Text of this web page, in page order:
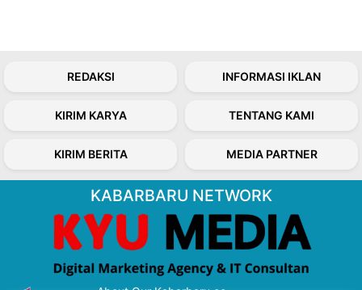
REDAKSI INFORMASI IKLAN
KIRIM KARYA TENTANG KAMI
KIRIM BERITA MEDIA PARTNER
KABARBARU NETWORK